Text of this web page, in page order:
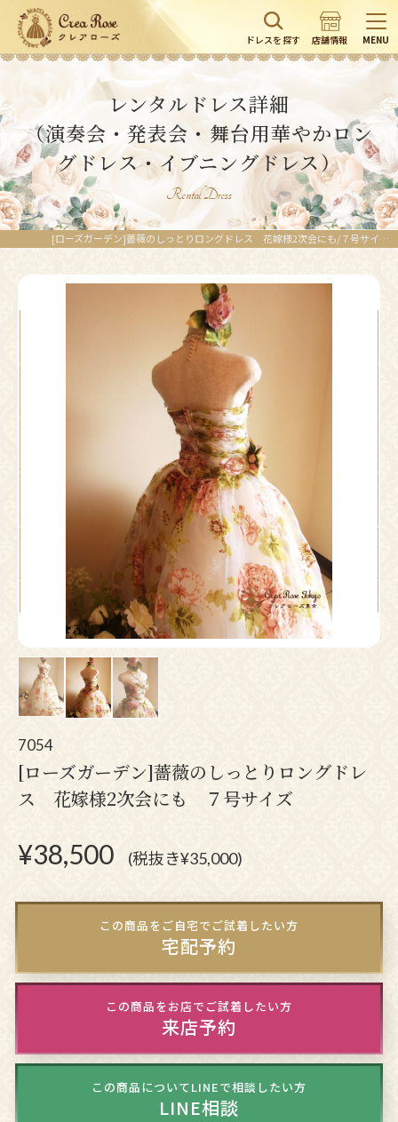
ドレスを探す 店舗情報 MENU
レンタルドレス詳細
（演奏会・発表会・舞台用華やかロン
グドレス・イブニングドレス）
Rental Dress
[ローズガーデン]薔薇のしっとりロングドレス 花嫁様2次会にも/７号サイズ｜レンタルドレスのクレアローズ東京
7054
[ローズガーデン]薔薇のしっとりロングドレ
ス 花嫁様2次会にも ７号サイズ
¥38,500 (税抜き¥35,000)
この商品をご自宅でご試着したい方
宅配予約
この商品をお店でご試着したい方
来店予約
この商品についてLINEで相談したい方
LINE相談